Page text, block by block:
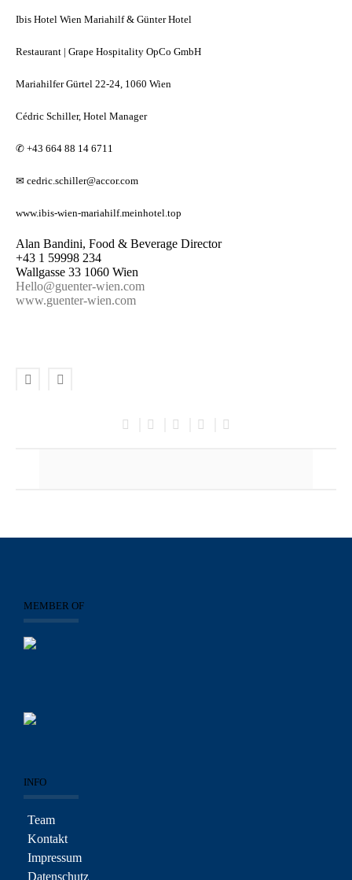
Ibis Hotel Wien Mariahilf & Günter Hotel
Restaurant | Grape Hospitality OpCo GmbH
Mariahilfer Gürtel 22-24, 1060 Wien
Cédric Schiller, Hotel Manager
✆ +43 664 88 14 6711
✉ cedric.schiller@accor.com
www.ibis-wien-mariahilf.meinhotel.top
Alan Bandini, Food & Beverage Director
+43 1 59998 234
Wallgasse 33 1060 Wien
Hello@guenter-wien.com
www.guenter-wien.com
MEMBER OF
INFO
Team
Kontakt
Impressum
Datenschutz